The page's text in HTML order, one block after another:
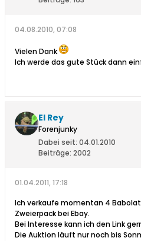
04.08.2010, 07:08
Vielen Dank
Ich werde das gute Stück dann
El Rey
Forenjunky
Dabei seit: 04.01.2010
Beiträge: 2002
01.04.2011, 17:18
Ich verkaufe momentan 4
Zweierpack bei Ebay.
Bei Interesse kann ich den Link
Die Auktion läuft nur noch bis